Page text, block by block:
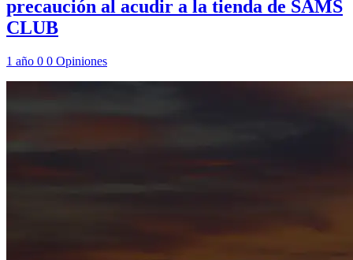
precaución al acudir a la tienda de SAMS
CLUB
1 año 0 0 Opiniones